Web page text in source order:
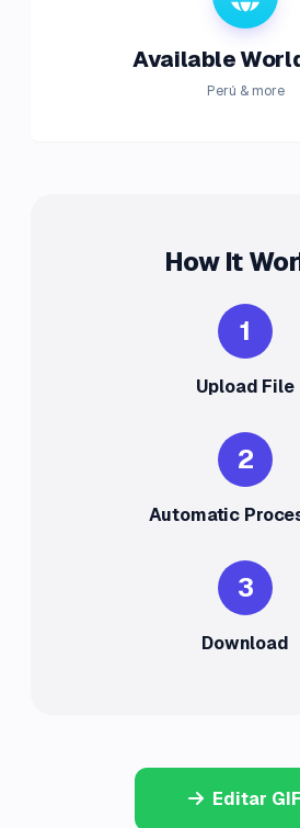
Available
Perú & more
How It
1
Upload File
2
Automatic
3
Download
Editar GIF